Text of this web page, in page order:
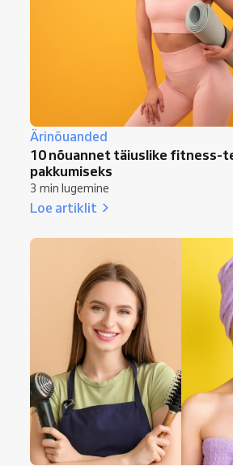
Ärinõuanded
10 nõuannet täiuslike fitness-
pakkumiseks
3 min lugemine
Loe artiklit